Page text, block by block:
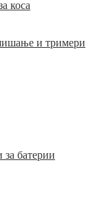
коса
и тримери
батерии